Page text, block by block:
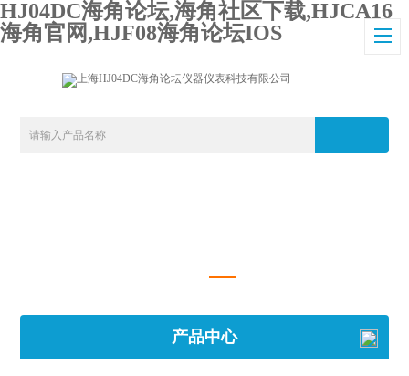
HJ04DC海角论坛,海角社区下载,HJCA16
海角官网,HJF08海角论坛IOS
产品中心